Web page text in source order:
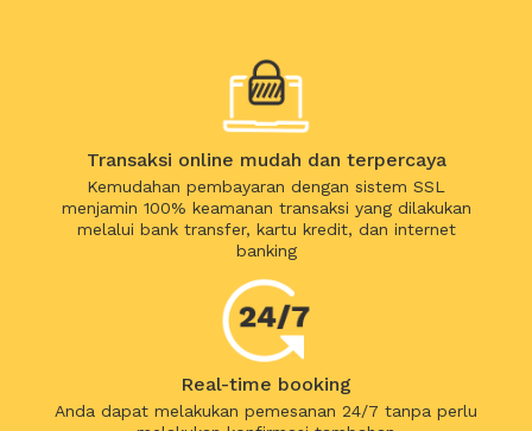
Transaksi online mudah dan terpercaya
Kemudahan pembayaran dengan sistem SSL
menjamin 100% keamanan transaksi yang dilakukan
melalui bank transfer, kartu kredit, dan internet
banking
Real-time booking
Anda dapat melakukan pemesanan 24/7 tanpa perlu